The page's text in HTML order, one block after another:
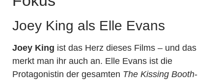
Joey King als Elle Evans
Joey King ist das Herz dieses Films – und das
merkt man ihr auch an. Elle Evans ist die
Protagonistin der gesamten The Kissing Booth-